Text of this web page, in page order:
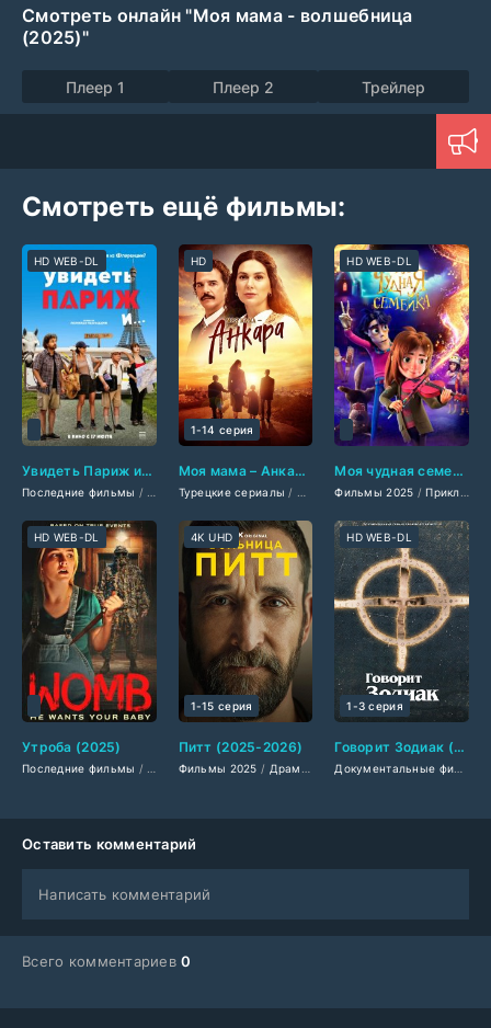
Смотреть онлайн "Моя мама - волшебница
(2025)"
Плеер 1 Плеер 2 Трейлер
Смотреть ещё фильмы:
Увидеть Париж и… (2025)
Последние фильмы / Зарубежные фильмы 2025 Фильмы 2025/Комедии 2025
HD WEB-DL
Моя мама – Анкара (2025)
Турецкие сериалы / Сериалы 2025/Фильмы 2025
HD
1-14 серия
Моя чудная семейка (2025)
Фильмы 2025 / Приключения 2025
HD WEB-DL
Утроба (2025)
Последние фильмы / Фильмы 2025 /Триллеры 2025 /Ужасы 2025/
HD WEB-DL
Питт (2025-2026)
Фильмы 2025 / Драмы 2025 /Сериалы 2025 /
4K UHD
1-15 серия
Говорит Зодиак (2025)
HD WEB-DL
1-3 серия
Оставить комментарий
Написать комментарий
Всего комментариев0